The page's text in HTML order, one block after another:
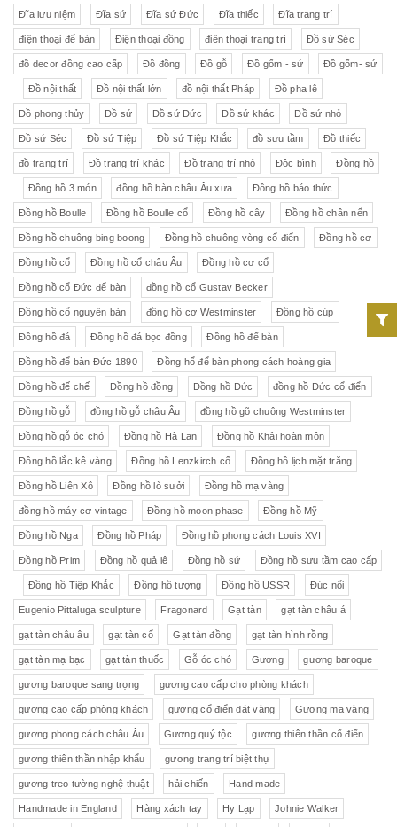
Đĩa lưu niệm Đĩa sứ Đĩa sứ Đức Đĩa thiếc Đĩa trang trí
điện thoại để bàn Điện thoại đồng điên thoại trang trí Đồ sứ Séc
đồ decor đồng cao cấp Đồ đồng Đồ gỗ Đồ gốm - sứ Đồ gốm- sứ
Đồ nội thất Đồ nội thất lớn đồ nội thất Pháp Đồ pha lê
Đồ phong thủy Đồ sứ Đồ sứ Đức Đồ sứ khác Đồ sứ nhỏ
Đồ sứ Séc Đồ sứ Tiệp Đồ sứ Tiệp Khắc đồ sưu tầm Đồ thiếc
đồ trang trí Đồ trang trí khác Đồ trang trí nhỏ Độc bình Đồng hồ
Đồng hồ 3 món đồng hồ bàn châu Âu xưa Đồng hồ báo thức
Đồng hồ Boulle Đồng hồ Boulle cổ Đồng hồ cây Đồng hồ chân nến
Đồng hồ chuông bing boong Đồng hồ chuông vòng cổ điển Đồng hồ cơ
Đồng hồ cổ Đồng hồ cổ châu Âu Đồng hồ cơ cổ
Đồng hồ cổ Đức để bàn đồng hồ cổ Gustav Becker
Đồng hồ cổ nguyên bản đồng hồ cơ Westminster Đồng hồ cúp
Đồng hồ đá Đồng hồ đá bọc đồng Đồng hồ để bàn
Đồng hồ để bàn Đức 1890 Đồng hổ để bàn phong cách hoàng gia
Đồng hồ đế chế Đồng hồ đồng Đồng hồ Đức đồng hồ Đức cổ điển
Đồng hồ gỗ đồng hồ gỗ châu Âu đồng hồ gõ chuông Westminster
Đồng hồ gỗ óc chó Đồng hồ Hà Lan Đồng hồ Khải hoàn môn
Đồng hồ lắc kê vàng Đồng hồ Lenzkirch cổ Đồng hồ lịch mặt trăng
Đồng hồ Liên Xô Đồng hồ lò sưởi Đồng hồ mạ vàng
đồng hồ máy cơ vintage Đồng hồ moon phase Đồng hồ Mỹ
Đồng hồ Nga Đồng hồ Pháp Đồng hồ phong cách Louis XVI
Đồng hồ Prim Đồng hồ quả lê Đồng hồ sứ Đồng hồ sưu tầm cao cấp
Đồng hồ Tiệp Khắc Đồng hồ tượng Đồng hồ USSR Đúc nổi
Eugenio Pittaluga sculpture Fragonard Gạt tàn gạt tàn châu á
gạt tàn châu âu gạt tàn cổ Gạt tàn đồng gạt tàn hình rồng
gạt tàn mạ bạc gạt tàn thuốc Gỗ óc chó Gương gương baroque
gương baroque sang trọng gương cao cấp cho phòng khách
gương cao cấp phòng khách gương cổ điển dát vàng Gương mạ vàng
gương phong cách châu Âu Gương quý tộc gương thiên thần cổ điển
gương thiên thần nhập khẩu gương trang trí biệt thự
gương treo tường nghệ thuật hải chiến Hand made
Handmade in England Hàng xách tay Hy Lạp Johnie Walker